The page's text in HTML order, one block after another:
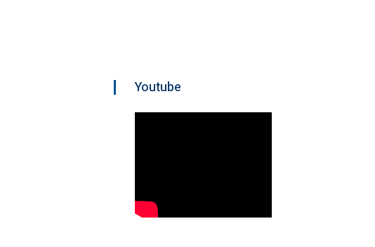
Youtube